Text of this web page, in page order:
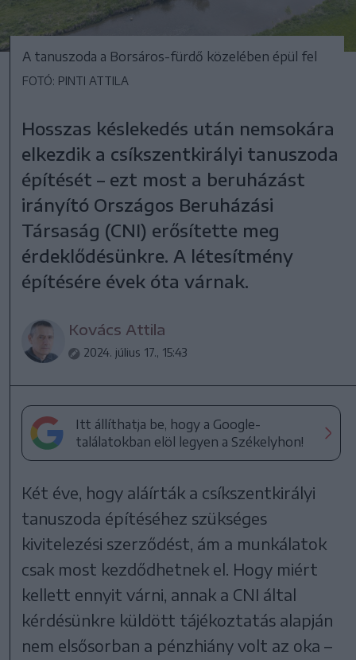
A tanuszoda a Borsáros-fürdő közelében épül fel
FOTÓ: PINTI ATTILA
Hosszas késlekedés után nemsokára
elkezdik a csíkszentkirályi tanuszoda
építését – ezt most a beruházást
irányító Országos Beruházási
Társaság (CNI) erősítette meg
érdeklődésünkre. A létesítmény
építésére évek óta várnak.
Kovács Attila
2024. július 17., 15:43
Itt állíthatja be, hogy a Google-
találatokban elöl legyen a Székelyhon!
Két éve, hogy aláírták a csíkszentkirályi
tanuszoda építéséhez szükséges
kivitelezési szerződést, ám a munkálatok
csak most kezdődhetnek el. Hogy miért
kellett ennyit várni, annak a CNI által
kérdésünkre küldött tájékoztatás alapján
nem elsősorban a pénzhiány volt az oka –